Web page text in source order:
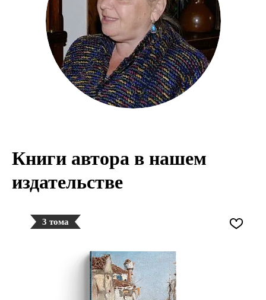
Книги автора в нашем
издательстве
3 тома